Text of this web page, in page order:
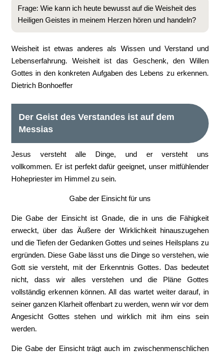
Frage: Wie kann ich heute bewusst auf die Weisheit des
Heiligen Geistes in meinem Herzen hören und handeln?
Weisheit ist etwas anderes als Wissen und Verstand und
Lebenserfahrung. Weisheit ist das Geschenk, den Willen
Gottes in den konkreten Aufgaben des Lebens zu erkennen.
Dietrich Bonhoeffer
Der Geist des Verstandes ist auf dem
Messias
Jesus versteht alle Dinge, und er versteht uns
vollkommen. Er ist perfekt dafür geeignet, unser mitfühlender
Hohepriester im Himmel zu sein.
Gabe der Einsicht für uns
Die Gabe der Einsicht ist Gnade, die in uns die Fähigkeit
erweckt, über das Äußere der Wirklichkeit hinauszugehen
und die Tiefen der Gedanken Gottes und seines Heilsplans zu
ergründen. Diese Gabe lässt uns die Dinge so verstehen, wie
Gott sie versteht, mit der Erkenntnis Gottes. Das bedeutet
nicht, dass wir alles verstehen und die Pläne Gottes
vollständig erkennen können. All das wartet weiter darauf, in
seiner ganzen Klarheit offenbart zu werden, wenn wir vor dem
Angesicht Gottes stehen und wirklich mit ihm eins sein
werden.
Die Gabe der Einsicht trägt auch im zwischenmenschlichen